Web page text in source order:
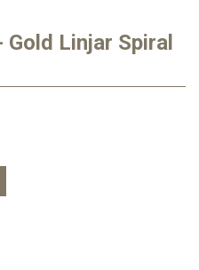
Linjar Spiral